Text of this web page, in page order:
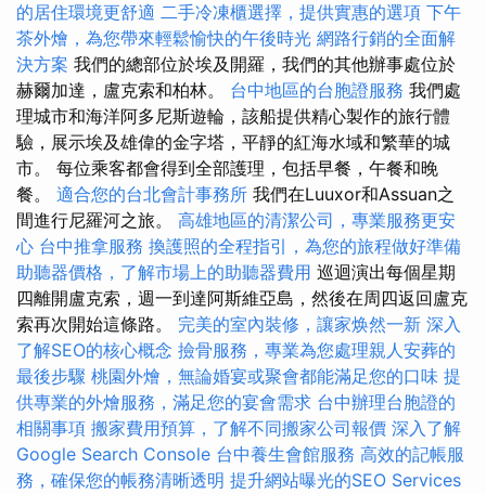
的居住環境更舒適 二手冷凍櫃選擇，提供實惠的選項 下午
茶外燴，為您帶來輕鬆愉快的午後時光 網路行銷的全面解
決方案 我們的總部位於埃及開羅，我們的其他辦事處位於
赫爾加達，盧克索和柏林。 台中地區的台胞證服務 我們處
理城市和海洋阿多尼斯遊輪，該船提供精心製作的旅行體
驗，展示埃及雄偉的金字塔，平靜的紅海水域和繁華的城
市。 每位乘客都會得到全部護理，包括早餐，午餐和晚
餐。 適合您的台北會計事務所 我們在Luuxor和Assuan之
間進行尼羅河之旅。 高雄地區的清潔公司，專業服務更安
心 台中推拿服務 換護照的全程指引，為您的旅程做好準備
助聽器價格，了解市場上的助聽器費用 巡迴演出每個星期
四離開盧克索，週一到達阿斯維亞島，然後在周四返回盧克
索再次開始這條路。 完美的室內裝修，讓家焕然一新 深入
了解SEO的核心概念 撿骨服務，專業為您處理親人安葬的
最後步驟 桃園外燴，無論婚宴或聚會都能滿足您的口味 提
供專業的外燴服務，滿足您的宴會需求 台中辦理台胞證的
相關事項 搬家費用預算，了解不同搬家公司報價 深入了解
Google Search Console 台中養生會館服務 高效的記帳服
務，確保您的帳務清晰透明 提升網站曝光的SEO Services